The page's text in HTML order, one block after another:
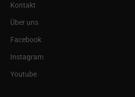
Kontakt
Über uns
Facebook
Instagram
Youtube